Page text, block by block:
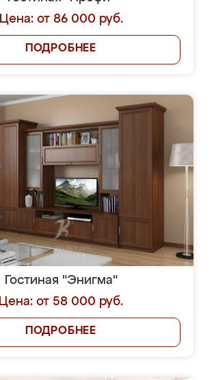
Цена: от 86 000 руб.
ПОДРОБНЕЕ
Гостиная "Энигма"
Цена: от 58 000 руб.
ПОДРОБНЕЕ